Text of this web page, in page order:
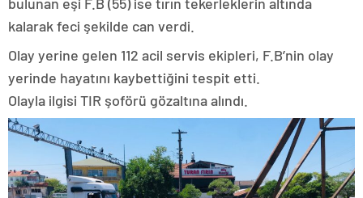
kalarak feci şekilde can verdi.
Olay yerine gelen 112 acil servis ekipleri, F.B’nin olay
yerinde hayatını kaybettiğini tespit etti.
Olayla ilgisi TIR şoförü gözaltına alındı.